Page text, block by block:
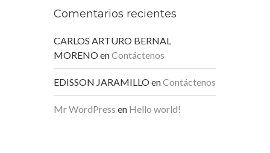
Comentarios recientes
CARLOS ARTURO BERNAL
MORENOenContáctenos
EDISSON JARAMILLOenContáctenos
Mr WordPress en Hello world!